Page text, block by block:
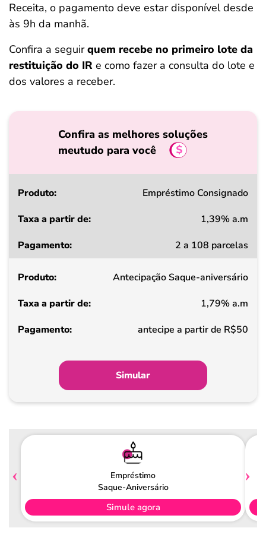
Receita, o pagamento deve estar disponível desde
às 9h da manhã.
Confira a seguirquem recebe no primeiro lote da
restituição do IR e como fazer a consulta do lote e
dos valores a receber.
Confira as melhores soluções
meutudo para você
Produto
a
de
Pagamento
Empréstimo Consignado
1,39% a.m
2 a 108 parcelas
Antecipação Saque-aniversário
1,79% a.m
antecipe a partir de R$50
Simular
Empréstimo
Saque-Aniversário
Simule agora